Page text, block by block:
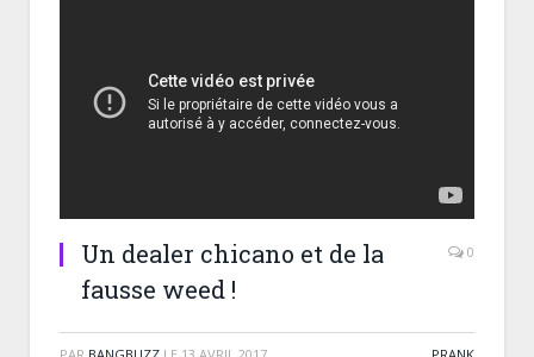
Un dealer chicano et de la
fausse weed !
0